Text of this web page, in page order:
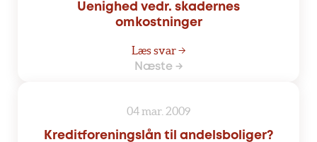
Uenighed vedr. skadernes
omkostninger
Læs svar →
Næste →
04 mar. 2009
Kreditforeningslån til andelsboliger?